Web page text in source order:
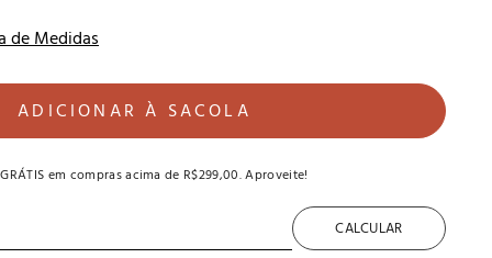
de Medidas
ADICIONAR À SACOLA
em compras acima de R$299,00. Aproveite!
CALCULAR